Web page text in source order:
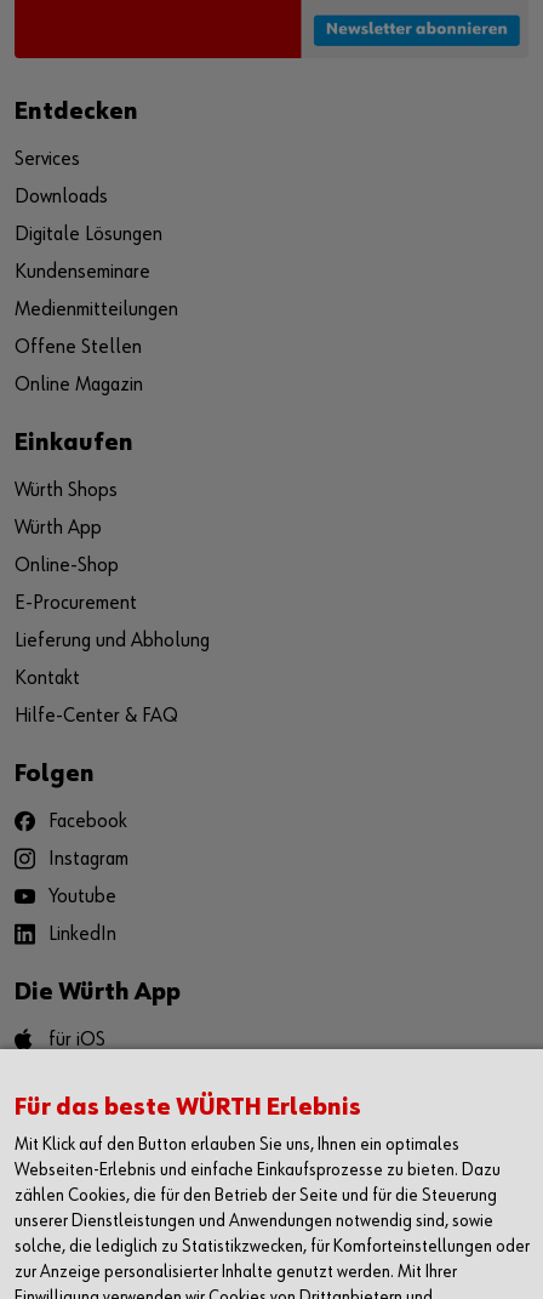
Entdecken
Services
Downloads
Digitale Lösungen
Kundenseminare
Medienmitteilungen
Offene Stellen
Online Magazin
Einkaufen
Würth Shops
Würth App
Online-Shop
E-Procurement
Lieferung und Abholung
Kontakt
Hilfe-Center & FAQ
Folgen
Facebook
Instagram
Youtube
LinkedIn
Die Würth App
für iOS
Kontaktieren
Würth AG
Dornwydenweg 11
4144 Arlesheim
Schweiz
Für das beste WÜRTH Erlebnis
Mit Klick auf den Button erlauben Sie uns, Ihnen ein optimales
Webseiten-Erlebnis und einfache Einkaufsprozesse zu bieten. Dazu
zählen Cookies, die für den Betrieb der Seite und für die Steuerung
unserer Dienstleistungen und Anwendungen notwendig sind, sowie
solche, die lediglich zu Statistikzwecken, für Komforteinstellungen oder
zur Anzeige personalisierter Inhalte genutzt werden. Mit Ihrer